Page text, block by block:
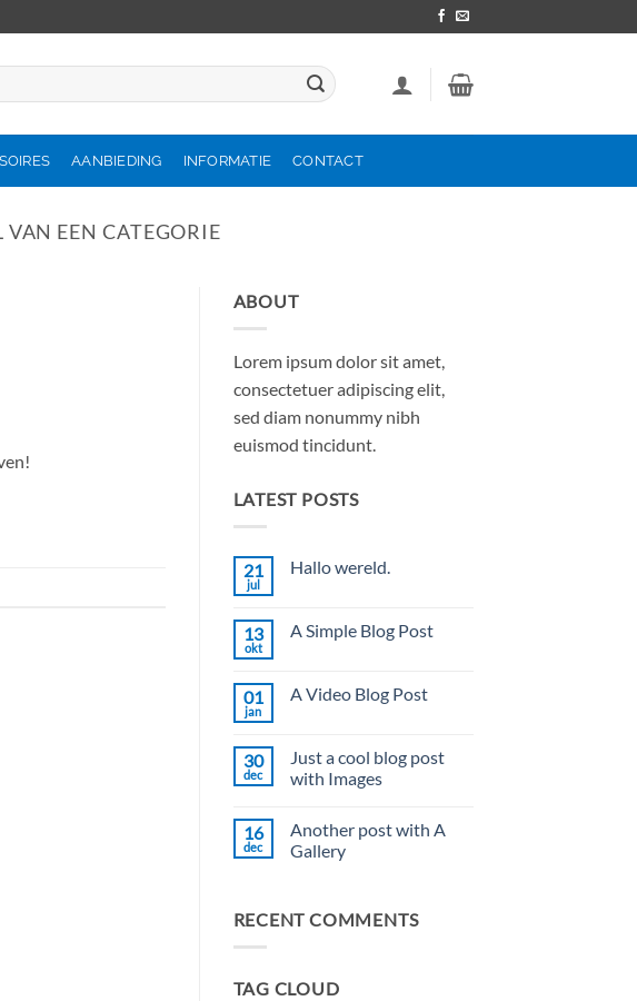
AANBIEDING INFORMATIE CONTACT
EEN CATEGORIE
ABOUT
Lorem ipsum dolor sit amet,
consectetuer adipiscing elit,
sed diam nonummy nibh
euismod tincidunt.
LATEST POSTS
21
jul
Hallo wereld.
Hallo
13
okt
A Simple Blog Post
A
01
jan
A Video Blog Post
A
Video
Blog
30
dec
Just a cool blog post
with Images
op
Just
a
with
Images
16
dec
Another post with A
Gallery
Another
post
RECENT COMMENTS
TAG CLOUD